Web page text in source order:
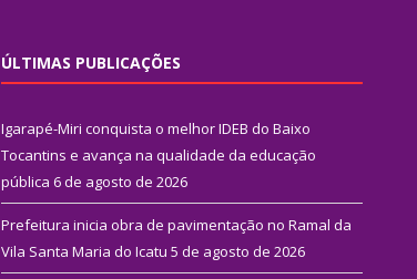
ÚLTIMAS PUBLICAÇÕES
Igarapé-Miri conquista o melhor IDEB do Baixo
Tocantins e avança na qualidade da educação
pública 6 de agosto de 2026
Prefeitura inicia obra de pavimentação no Ramal da
Vila Santa Maria do Icatu 5 de agosto de 2026